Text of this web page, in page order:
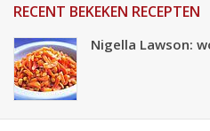
RECENT BEKEKEN RECEPTEN
Nigella Lawson: